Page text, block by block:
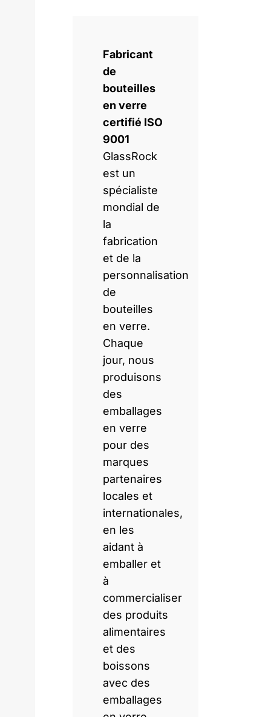
Fabricant
de
bouteilles
en verre
certifié ISO
9001
GlassRock
est un
spécialiste
mondial de
la
fabrication
et de la
personnalisation
de
bouteilles
en verre.
Chaque
jour, nous
produisons
des
emballages
en verre
pour des
marques
partenaires
locales et
internationales,
en les
aidant à
emballer et
à
commercialiser
des produits
alimentaires
et des
boissons
avec des
emballages